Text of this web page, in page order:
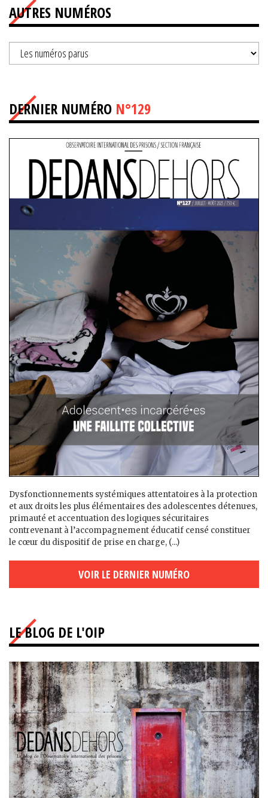
AUTRES NUMÉROS
DERNIER NUMÉRO N°129
Dysfonctionnements systémiques attentatoires à la protection
et aux droits les plus élémentaires des adolescent·es détenu·es,
primauté et accentuation des logiques sécuritaires
contrevenant à l’accompagnement éducatif censé constituer
le cœur du dispositif de prise en charge, (...)
VOIR LE DERNIER NUMÉRO
LE BLOG DE L'OIP